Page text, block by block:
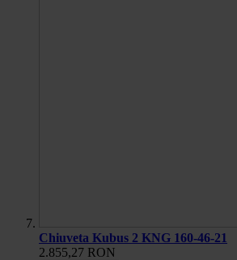
Chiuveta Kubus 2 KNG 160-46-21
2.855,27 RON